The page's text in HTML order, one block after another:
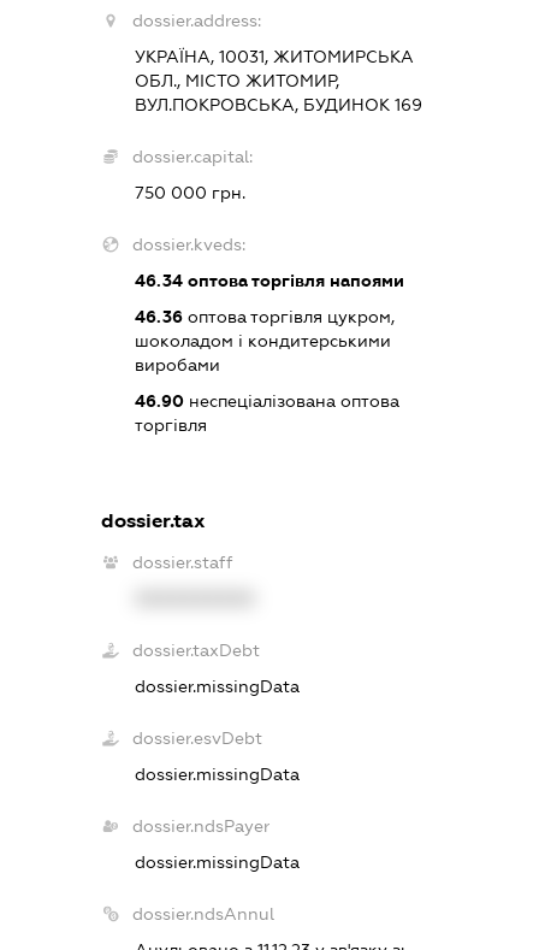
dossier.address:
УКРАЇНА, 10031, ЖИТОМИРСЬКА
ОБЛ., МІСТО ЖИТОМИР,
ВУЛ.ПОКРОВСЬКА, БУДИНОК 169
dossier.capital:
750 000 грн.
dossier.kveds:
46.34оптова торгівля напоями
46.36оптова торгівля цукром,
шоколадом і кондитерськими
виробами
46.90неспеціалізована оптова
торгівля
dossier.tax
dossier.staff
dossier.taxDebt
dossier.missingData
dossier.esvDebt
dossier.missingData
dossier.ndsPayer
dossier.missingData
dossier.ndsAnnul